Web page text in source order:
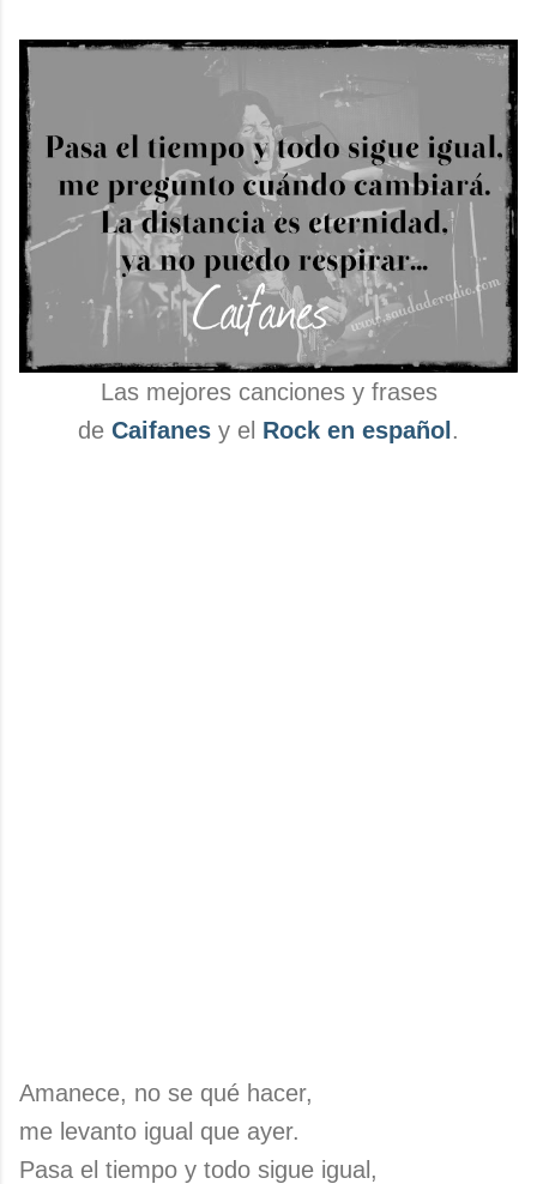
Las mejores canciones y frases
de Caifanes y el Rock en español .
Amanece, no se qué hacer,
me levanto igual que ayer.
Pasa el tiempo y todo sigue igual,